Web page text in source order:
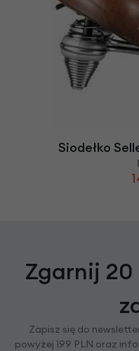
Siodełko
Zgarnij 20
Zapisz się do
powyżej 199 PLN oraz